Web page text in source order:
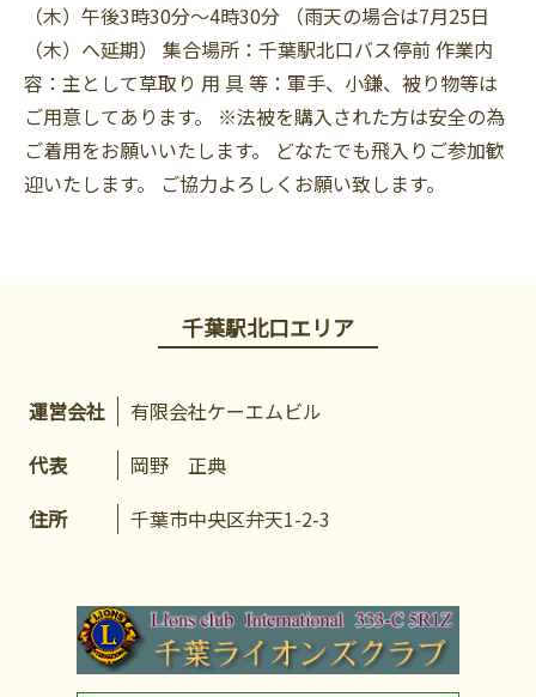
（木）午後3時30分～4時30分 （雨天の場合は7月25日
（木）へ延期） 集合場所：千葉駅北口バス停前 作業内
容：主として草取り 用 具 等：軍手、小鎌、被り物等は
ご用意してあります。 ※法被を購入された方は安全の為
ご着用をお願いいたします。 どなたでも飛入りご参加歓
迎いたします。 ご協力よろしくお願い致します。
千葉駅北口エリア
運営会社
有限会社ケーエムビル
代表
岡野 正典
住所
千葉市中央区弁天1-2-3